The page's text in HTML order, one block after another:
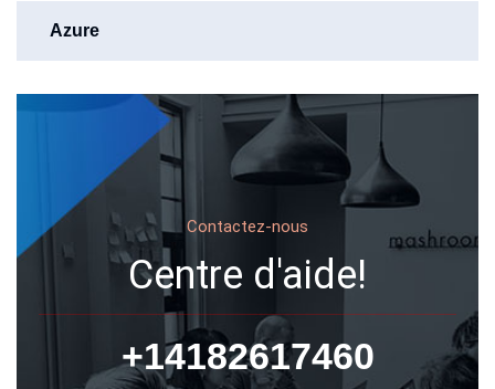
Azure
Contactez-nous
Centre d'aide!
+14182617460